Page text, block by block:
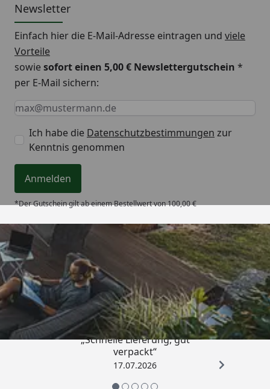
Newsletter
Einfach hier die E-Mail-Adresse eintragen und viele
Vorteile
sowiesofort einen 5,00 € Newslettergutschein *
per E-Mail sichern:
Keine Eingabe erforderlich
Eingabe erforderlich
E-Mail *
Ich habe die Datenschutzbestimmungen zur
Kenntnis genommen
Anmelden
*Der Gutschein gilt ab einem Bestellwert von 100,00 €
Trusted Shops
4,64/ 5
„Schnelle Lieferung, gut
verpackt“
17.07.2026